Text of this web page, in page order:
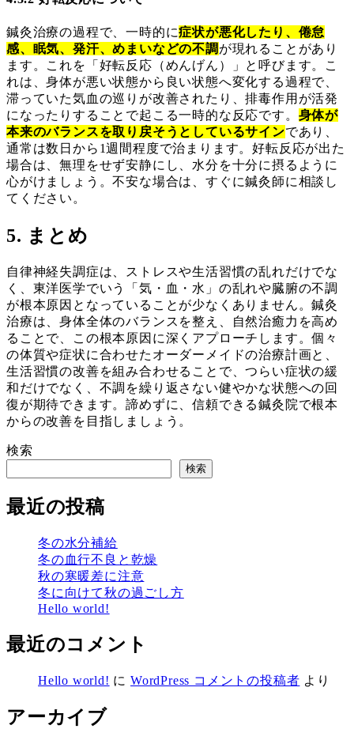
鍼灸治療の過程で、一時的に症状が悪化したり、倦怠
感、眠気、発汗、めまいなどの不調 が現れることがあり
ます。これを「好転反応（めんげん）」と呼びます。こ
れは、身体が悪い状態から良い状態へ変化する過程で、
滞っていた気血の巡りが改善されたり、排毒作用が活発
になったりすることで起こる一時的な反応です。 身体が
本来のバランスを取り戻そうとしているサインであり、
通常は数日から1週間程度で治まります。好転反応が出た
場合は、無理をせず安静にし、水分を十分に摂るように
心がけましょう。不安な場合は、すぐに鍼灸師に相談し
てください。
5. まとめ
自律神経失調症は、ストレスや生活習慣の乱れだけでな
く、東洋医学でいう「気・血・水」の乱れや臓腑の不調
が根本原因となっていることが少なくありません。鍼灸
治療は、身体全体のバランスを整え、自然治癒力を高め
ることで、この根本原因に深くアプローチします。個々
の体質や症状に合わせたオーダーメイドの治療計画と、
生活習慣の改善を組み合わせることで、つらい症状の緩
和だけでなく、不調を繰り返さない健やかな状態への回
復が期待できます。諦めずに、信頼できる鍼灸院で根本
からの改善を目指しましょう。
検索
検索
最近の投稿
冬の水分補給
冬の血行不良と乾燥
秋の寒暖差に注意
冬に向けて秋の過ごし方
Hello world!
最近のコメント
Hello world! にWordPress コメントの投稿者 より
アーカイブ